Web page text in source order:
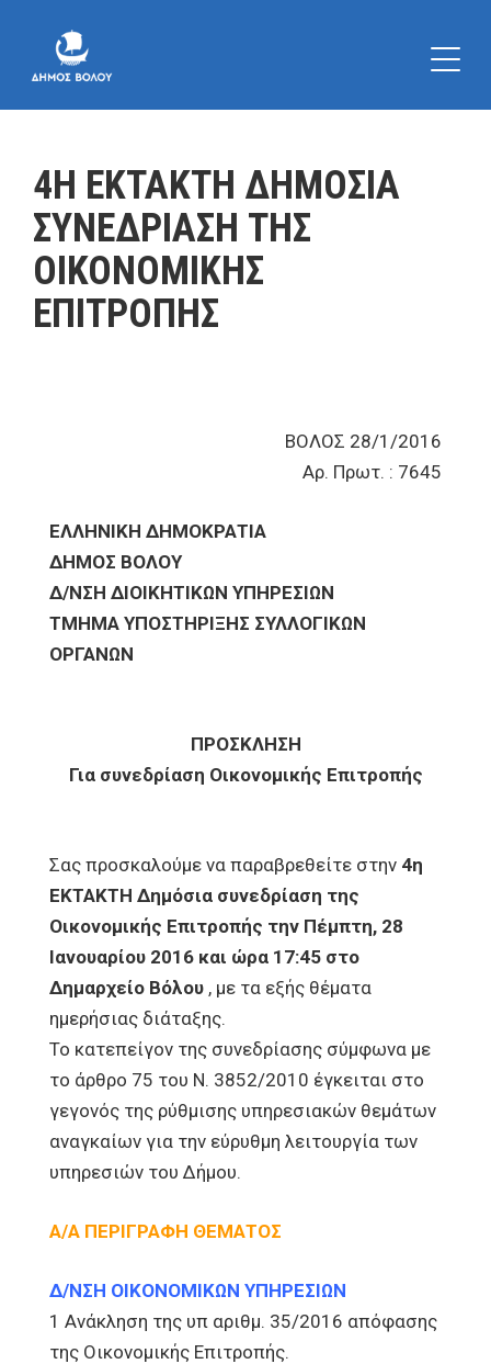
4Η ΕΚΤΑΚΤΗ ΔΗΜΟΣΙΑ
ΣΥΝΕΔΡΙΑΣΗ ΤΗΣ
ΟΙΚΟΝΟΜΙΚΗΣ
ΕΠΙΤΡΟΠΗΣ
ΒΟΛΟΣ 28/1/2016
Αρ. Πρωτ. : 7645
ΕΛΛΗΝΙΚΗ ΔΗΜΟΚΡΑΤΙΑ
ΔΗΜΟΣ ΒΟΛΟΥ
Δ/ΝΣΗ ΔΙΟΙΚΗΤΙΚΩΝ ΥΠΗΡΕΣΙΩΝ
ΤΜΗΜΑ ΥΠΟΣΤΗΡΙΞΗΣ ΣΥΛΛΟΓΙΚΩΝ
ΟΡΓΑΝΩΝ
ΠΡΟΣΚΛΗΣΗ
Για συνεδρίαση Οικονομικής Επιτροπής
Σας προσκαλούμε να παραβρεθείτε στην 4η
ΕΚΤΑΚΤΗ Δημόσια συνεδρίαση της
Οικονομικής Επιτροπής την Πέμπτη, 28
Ιανουαρίου 2016 και ώρα 17:45 στο
Δημαρχείο Βόλου , με τα εξής θέματα
ημερήσιας διάταξης.
Το κατεπείγον της συνεδρίασης σύμφωνα με
το άρθρο 75 του Ν. 3852/2010 έγκειται στο
γεγονός της ρύθμισης υπηρεσιακών θεμάτων
αναγκαίων για την εύρυθμη λειτουργία των
υπηρεσιών του Δήμου.
Α/Α ΠΕΡΙΓΡΑΦΗ ΘΕΜΑΤΟΣ
Δ/ΝΣΗ ΟΙΚΟΝΟΜΙΚΩΝ ΥΠΗΡΕΣΙΩΝ
1 Ανάκληση της υπ αριθμ. 35/2016 απόφασης
της Οικονομικής Επιτροπής.